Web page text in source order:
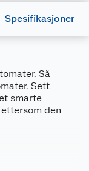
Spesifikasjoner
Så
Sett
smarte
den
IPOM300